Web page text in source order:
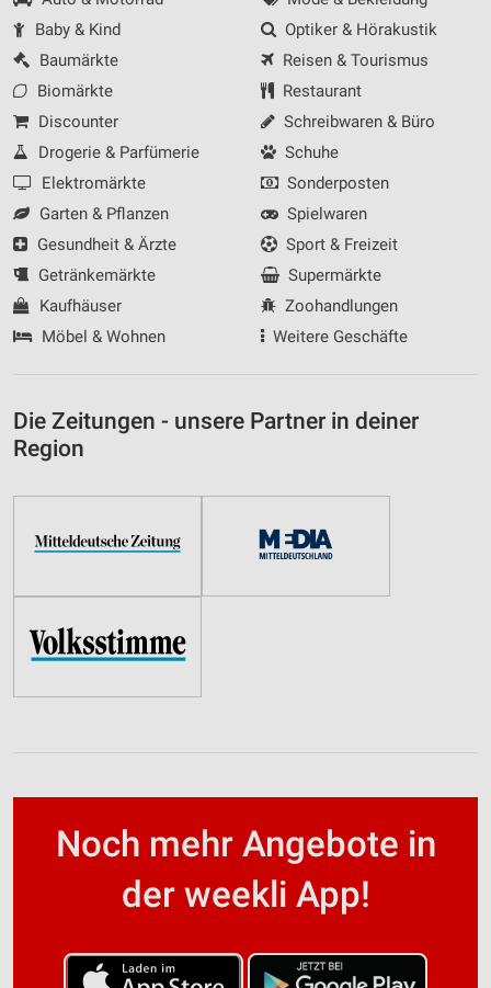
Baby & Kind
Baumärkte
Biomärkte
Discounter
Drogerie & Parfümerie
Elektromärkte
Garten & Pflanzen
Gesundheit & Ärzte
Getränkemärkte
Kaufhäuser
Möbel & Wohnen
Optiker & Hörakustik
Reisen & Tourismus
Restaurant
Schreibwaren & Büro
Schuhe
Sonderposten
Spielwaren
Sport & Freizeit
Supermärkte
Zoohandlungen
Weitere Geschäfte
Die Zeitungen - unsere Partner in deiner
Region
Noch mehr Angebote in
der weekli App!